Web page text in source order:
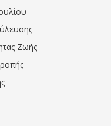
Ζωής